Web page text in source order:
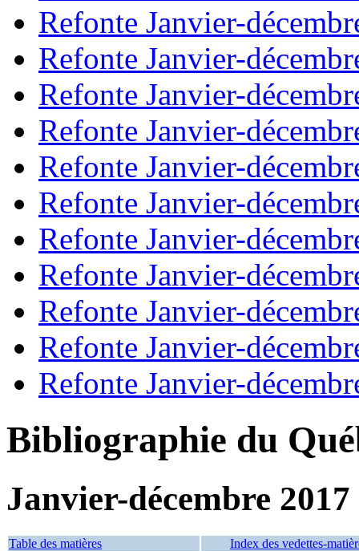
Refonte Janvier-
Refonte Janvier-
Refonte Janvier-
Refonte Janvier-
Refonte Janvier-
Refonte Janvier-
Refonte Janvier-
Refonte Janvier-
Refonte Janvier-
Refonte Janvier-
Refonte Janvier-
Bibliographie du
Janvier-décembre 2017
Table des matières Index des vedettes-